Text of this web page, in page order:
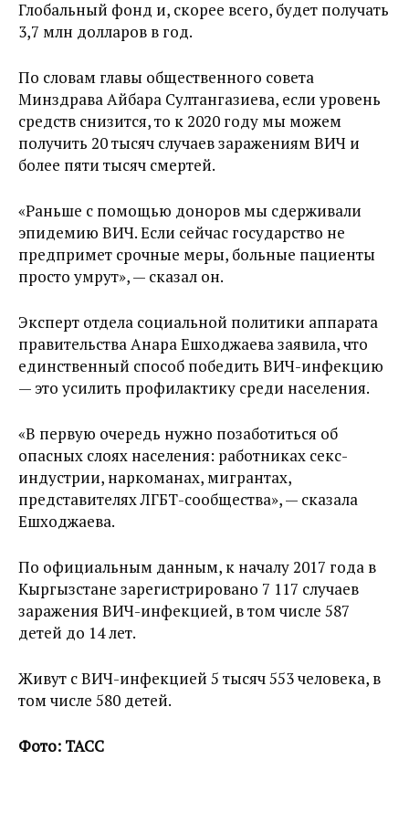
Глобальный фонд и, скорее всего, будет получать
3,7 млн долларов в год.
По словам главы общественного совета
Минздрава Айбара Султангазиева, если уровень
средств снизится, то к 2020 году мы можем
получить 20 тысяч случаев заражениям ВИЧ и
более пяти тысяч смертей.
«Раньше с помощью доноров мы сдерживали
эпидемию ВИЧ. Если сейчас государство не
предпримет срочные меры, больные пациенты
просто умрут», — сказал он.
Эксперт отдела социальной политики аппарата
правительства Анара Ешходжаева заявила, что
единственный способ победить ВИЧ-инфекцию
— это усилить профилактику среди населения.
«В первую очередь нужно позаботиться об
опасных слоях населения: работниках секс-
индустрии, наркоманах, мигрантах,
представителях ЛГБТ-сообщества», — сказала
Ешходжаева.
По официальным данным, к началу 2017 года в
Кыргызстане зарегистрировано 7 117 случаев
заражения ВИЧ-инфекцией, в том числе 587
детей до 14 лет.
Живут с ВИЧ-инфекцией 5 тысяч 553 человека, в
том числе 580 детей.
Фото: ТАСС